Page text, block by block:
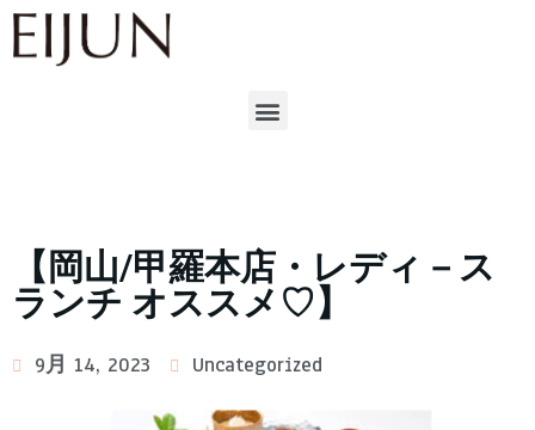
【岡山/甲羅本店・レディ－ス
ランチ オススメ♡】
9月 14, 2023 Uncategorized